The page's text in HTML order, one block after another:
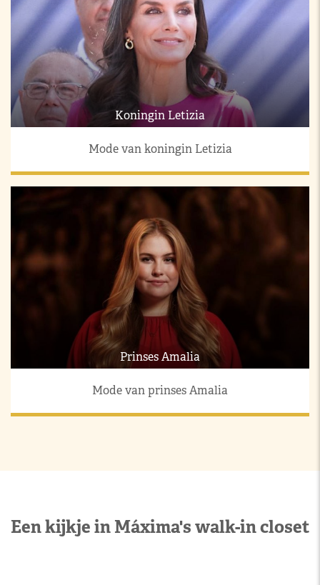
Koningin Letizia
Mode van koningin Letizia
Prinses Amalia
Mode van prinses Amalia
Een kijkje in Máxima's walk-in closet